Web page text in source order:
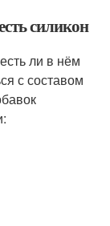
силикон
ли в нём
с составом